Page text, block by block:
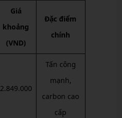
Giá
khoảng
(VND)
Đặc điểm
chính
2.849.000
Tấn công
mạnh,
carbon cao
cấp